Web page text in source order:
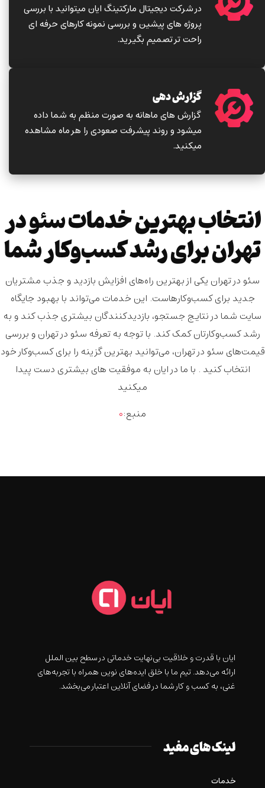
در شرکت دیجیتال مارکتینگ ایان میتوانید با بررسی
پروژه های پیشین و بررسی نمونه کارهای حرفه ای
راحت تر تصمیم بگیرید.
گزارش دهی
گزارش های ماهانه به صورت منظم به شما داده
میشود و روند پیشرفت صعودی را هر ماه مشاهده
میکنید.
انتخاب بهترین خدمات سئو در
تهران برای رشد کسب‌وکار شما
سئو در تهران یکی از بهترین راه‌های افزایش بازدید و جذب مشتریان
جدید برای کسب‌وکارهاست. این خدمات می‌تواند با بهبود جایگاه
سایت شما در نتایج جستجو، بازدیدکنندگان بیشتری جذب کند و به
رشد کسب‌وکارتان کمک کند. با توجه بهتعرفه سئو در تهرانو بررسی
قیمت‌های سئو در تهران، می‌توانید بهترین گزینه را برای کسب‌وکار خود
انتخاب کنید . با ما در ایان به موفقیت های بیشتری دست پیدا
میکنید
منبع:۰
ايان با قدرت و خلاقيت بی‌نهایت خدماتی در سطح بین الملل
ارائه می‌دهد. تیم ما با خلق ایده‌های نوین همراه با تجربه‌های
غنی، به کسب و کار شما در فضای آنلاین اعتبار می‌بخشد.
لینک های مفید
خدمات